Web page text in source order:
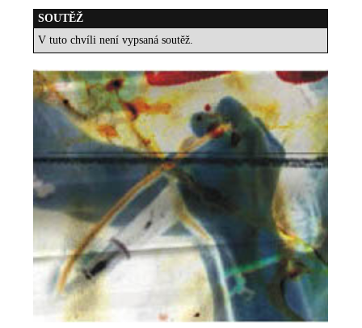
SOUTĚŽ
V tuto chvíli není vypsaná soutěž.